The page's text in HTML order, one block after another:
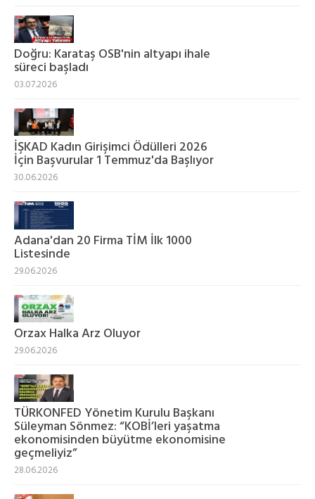
Doğru: Karataş OSB'nin altyapı ihale
süreci başladı
03.07.2026
İŞKAD Kadın Girişimci Ödülleri 2026
İçin Başvurular 1 Temmuz'da Başlıyor
30.06.2026
Adana'dan 20 Firma TİM İlk 1000
Listesinde
29.06.2026
Orzax Halka Arz Oluyor
29.06.2026
TÜRKONFED Yönetim Kurulu Başkanı
Süleyman Sönmez: “KOBİ’leri yaşatma
ekonomisinden büyütme ekonomisine
geçmeliyiz”
28.06.2026